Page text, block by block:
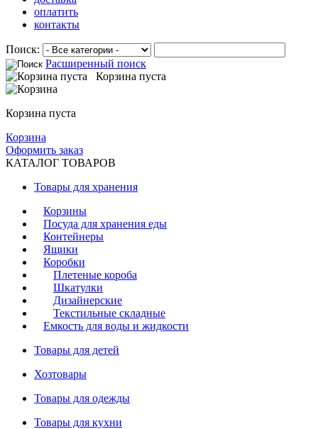
оплатить
контакты
Поиск:
Расширенный поиск
Корзина пуста
Корзина пуста
Корзина
Оформить заказ
КАТАЛОГ ТОВАРОВ
Товары для хранения
Корзины
Посуда для хранения еды
Контейнеры
Ящики
Коробки
Плетеные короба
Шкатулки
Дизайнерские
Текстильные складные
Емкость для воды и жидкости
Товары для детей
Хозтовары
Товары для одежды
Товары для кухни